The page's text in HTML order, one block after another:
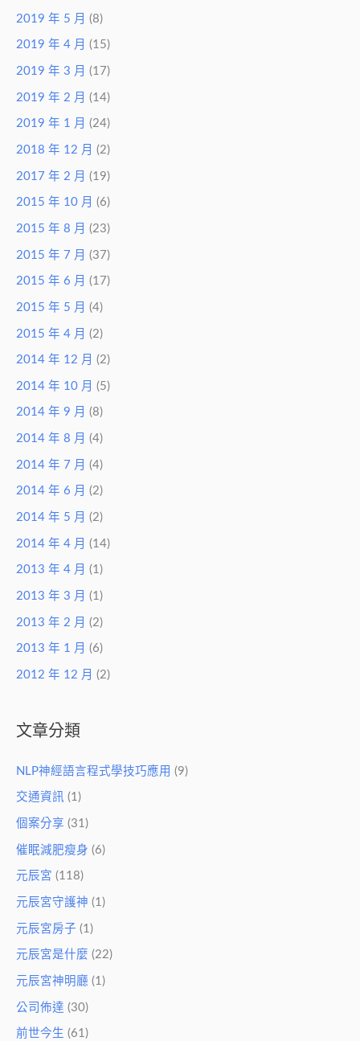
2019 年 5 月 (8)
2019 年 4 月 (15)
2019 年 3 月 (17)
2019 年 2 月 (14)
2019 年 1 月 (24)
2018 年 12 月 (2)
2017 年 2 月 (19)
2015 年 10 月 (6)
2015 年 8 月 (23)
2015 年 7 月 (37)
2015 年 6 月 (17)
2015 年 5 月 (4)
2015 年 4 月 (2)
2014 年 12 月 (2)
2014 年 10 月 (5)
2014 年 9 月 (8)
2014 年 8 月 (4)
2014 年 7 月 (4)
2014 年 6 月 (2)
2014 年 5 月 (2)
2014 年 4 月 (14)
2013 年 4 月 (1)
2013 年 3 月 (1)
2013 年 2 月 (2)
2013 年 1 月 (6)
2012 年 12 月 (2)
文章分類
NLP神經語言程式學技巧應用 (9)
交通資訊 (1)
個案分享 (31)
催眠減肥瘦身 (6)
元辰宮 (118)
元辰宮守護神 (1)
元辰宮房子 (1)
元辰宮是什麼 (22)
元辰宮神明廳 (1)
公司佈達 (30)
前世今生 (61)